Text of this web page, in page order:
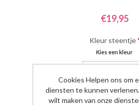
€19,95
Kleur steentje
Kies een kleur
Aantal:
Cookies Helpen ons om
diensten te kunnen
wilt maken van onze